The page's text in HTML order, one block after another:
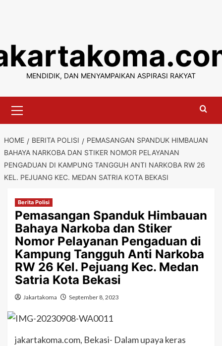
content
MENDIDIK, DAN MENYAMPAIKAN ASPIRASI RAKYAT
Menu
HOME BERITA POLISI
PEMASANGAN SPANDUK HIMBAUAN
BAHAYA NARKOBA DAN STIKER NOMOR PELAYANAN
PENGADUAN DI KAMPUNG TANGGUH ANTI NARKOBA RW 26
KEL. PEJUANG KEC. MEDAN SATRIA KOTA BEKASI
Berita Polisi
Pemasangan Spanduk Himbauan
Bahaya Narkoba dan Stiker
Nomor Pelayanan Pengaduan di
Kampung Tangguh Anti Narkoba
RW 26 Kel. Pejuang Kec. Medan
Satria Kota Bekasi
Jakartakoma September 8, 2023
jakartakoma.com, Bekasi- Dalam upaya keras